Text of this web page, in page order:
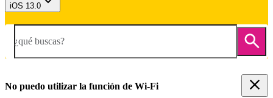
iOS 13.0
¿qué buscas?
No puedo utilizar la función de Wi-Fi